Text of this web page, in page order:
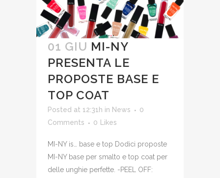
01 GIU MI-NY
PRESENTA LE
PROPOSTE BASE E
TOP COAT
Posted at 12:31h in News
0
Comments
0 Likes
MI-NY is… base e top Dodici proposte
MI-NY base per smalto e top coat per
delle unghie perfette. -PEEL OFF: